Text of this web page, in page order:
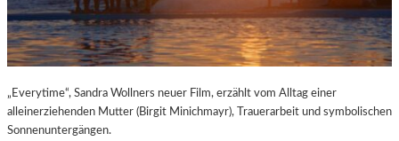
„Everytime“, Sandra Wollners neuer Film, erzählt vom Alltag einer
alleinerziehenden Mutter (Birgit Minichmayr), Trauerarbeit und symbolischen
Sonnenuntergängen.